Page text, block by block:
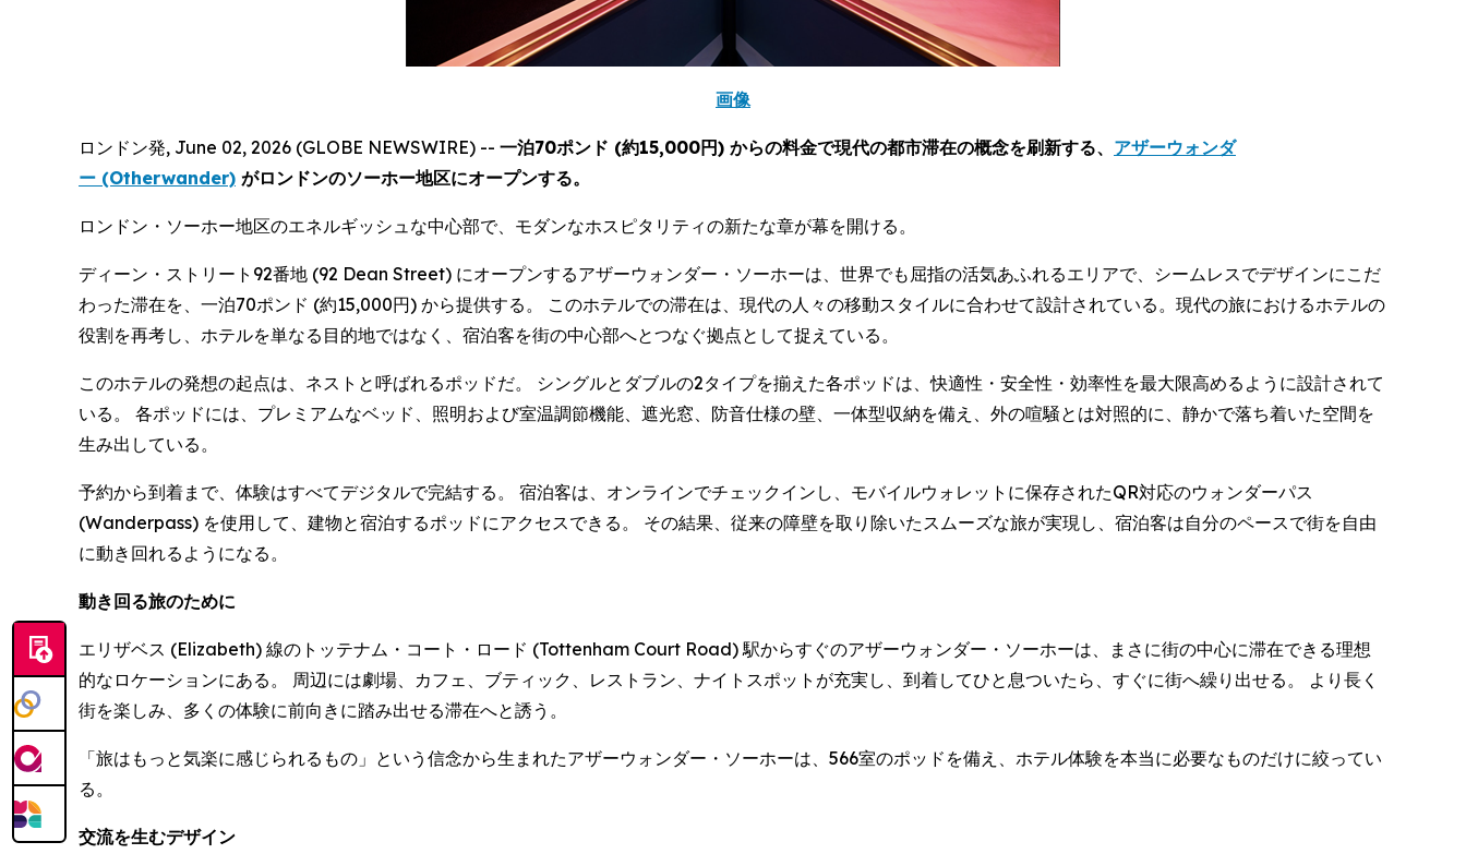
画像
ロンドン発, June 02, 2026 (GLOBE NEWSWIRE) -- 一泊70ポンド (約15,000円) からの料金で現代の都市滞在の概念を刷新する、 アザーウォンダ
ー (Otherwander) がロンドンのソーホー地区にオープンする。
ロンドン・ソーホー地区のエネルギッシュな中心部で、モダンなホスピタリティの新たな章が幕を開ける。
ディーン・ストリート92番地 (92 Dean Street) にオープンするアザーウォンダー・ソーホーは、世界でも屈指の活気あふれるエリアで、シームレスでデザインにこだ
わった滞在を、一泊70ポンド (約15,000円) から提供する。 このホテルでの滞在は、現代の人々の移動スタイルに合わせて設計されている。現代の旅におけるホテルの
役割を再考し、ホテルを単なる目的地ではなく、宿泊客を街の中心部へとつなぐ拠点として捉えている。
このホテルの発想の起点は、ネストと呼ばれるポッドだ。 シングルとダブルの2タイプを揃えた各ポッドは、快適性・安全性・効率性を最大限高めるように設計されて
いる。 各ポッドには、プレミアムなベッド、照明および室温調節機能、遮光窓、防音仕様の壁、一体型収納を備え、外の喧騒とは対照的に、静かで落ち着いた空間を
生み出している。
予約から到着まで、体験はすべてデジタルで完結する。 宿泊客は、オンラインでチェックインし、モバイルウォレットに保存されたQR対応のウォンダーパス
(Wanderpass) を使用して、建物と宿泊するポッドにアクセスできる。 その結果、従来の障壁を取り除いたスムーズな旅が実現し、宿泊客は自分のペースで街を自由
に動き回れるようになる。
動き回る旅のために
エリザベス (Elizabeth) 線のトッテナム・コート・ロード (Tottenham Court Road) 駅からすぐのアザーウォンダー・ソーホーは、まさに街の中心に滞在できる理想
的なロケーションにある。 周辺には劇場、カフェ、ブティック、レストラン、ナイトスポットが充実し、到着してひと息ついたら、すぐに街へ繰り出せる。 より長く
街を楽しみ、多くの体験に前向きに踏み出せる滞在へと誘う。
「旅はもっと気楽に感じられるもの」という信念から生まれたアザーウォンダー・ソーホーは、566室のポッドを備え、ホテル体験を本当に必要なものだけに絞ってい
る。
交流を生むデザイン